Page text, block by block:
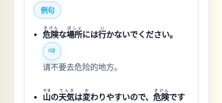
例句
危険
きけん
な場所
ばしょ
には行
い
かないでください。
请不要去危险的地方。
山
やま
の天気
てんき
は変
か
わりやすいので、危険
きけん
です